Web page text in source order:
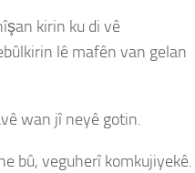
kirin ku di vê
lê mafên van gelan
wan jî neyê gotin.
bû, veguherî komkujiyekê.